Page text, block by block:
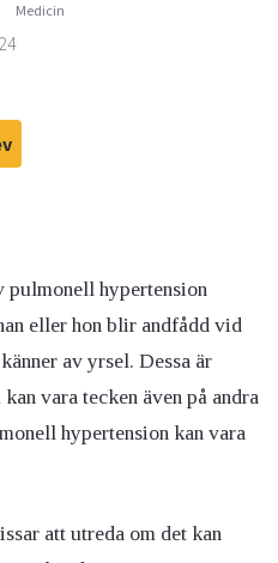
Medicin
pulmonell hypertension
eller hon blir andfådd vid
av yrsel. Dessa är
vara tecken även på andra
hypertension kan vara
att utreda om det kan